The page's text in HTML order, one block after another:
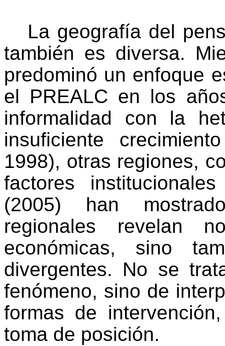
La geografía del
también es diversa.
predominó un enfoque
el PREALC en los
informalidad con la
insuficiente
1998), otras regiones,
factores
(2005) han
regionales revelan
económicas, sino
divergentes. No se
fenómeno, sino de
formas de
toma de posición.